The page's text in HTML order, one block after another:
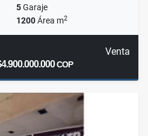
5Garaje
1200Área m2
Venta
COP